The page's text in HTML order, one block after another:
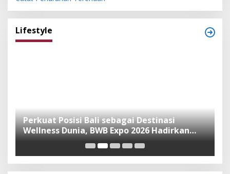
Lifestyle
Perkuat Posisi Bali sebagai Destinasi
Wellness Dunia, BWB Expo 2026 Hadirkan
Exhibitor Nasional dan Global